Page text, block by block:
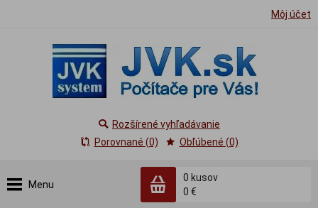
Môj účet
Menu
0 kusov
0 €
Rozšírené vyhľadávanie
Porovnané (0)
Obľúbené (0)